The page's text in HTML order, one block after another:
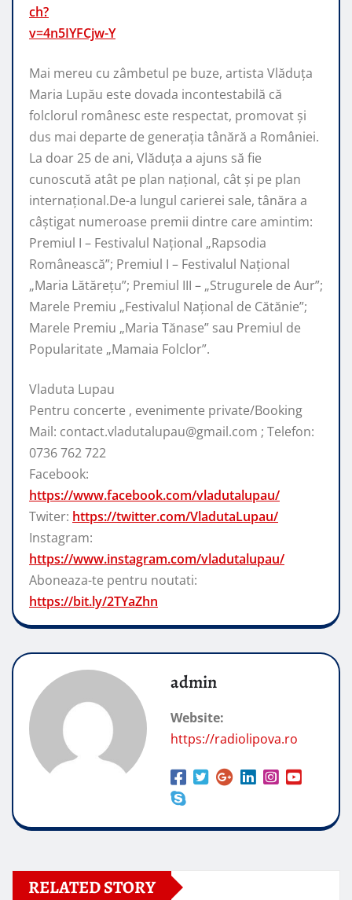
ch?
v=4n5IYFCjw-Y
Mai mereu cu zâmbetul pe buze, artista Vlăduța
Maria Lupău este dovada incontestabilă că
folclorul românesc este respectat, promovat şi
dus mai departe de generaţia tânără a României.
La doar 25 de ani, Vlăduța a ajuns să fie
cunoscută atât pe plan naţional, cât şi pe plan
internaţional.De-a lungul carierei sale, tânăra a
câştigat numeroase premii dintre care amintim:
Premiul I – Festivalul Național „Rapsodia
Românească”; Premiul I – Festivalul Național
„Maria Lătărețu”; Premiul III – „Strugurele de Aur”;
Marele Premiu „Festivalul Național de Cătănie”;
Marele Premiu „Maria Tănase” sau Premiul de
Popularitate „Mamaia Folclor”.
Vladuta Lupau
Pentru concerte , evenimente private/Booking
Mail: contact.vladutalupau@gmail.com ; Telefon:
0736 762 722
Facebook:
https://www.facebook.com/vladutalupau/
Twiter: https://twitter.com/VladutaLupau/
Instagram:
https://www.instagram.com/vladutalupau/
Aboneaza-te pentru noutati:
https://bit.ly/2TYaZhn
admin
Website:
https://radiolipova.ro
RELATED STORY